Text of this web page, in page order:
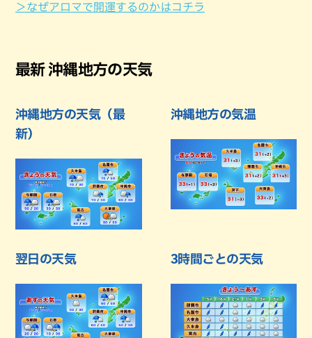
＞なぜアロマで開運するのかはコチラ
最新 沖縄地方の天気
沖縄地方の天気（最
新）
沖縄地方の気温
翌日の天気 3時間ごとの天気